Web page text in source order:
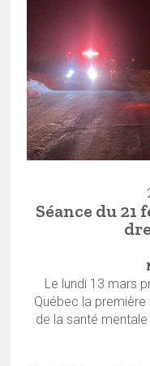
Séance du 21
Le lundi 13 mars
Québec la
de la santé